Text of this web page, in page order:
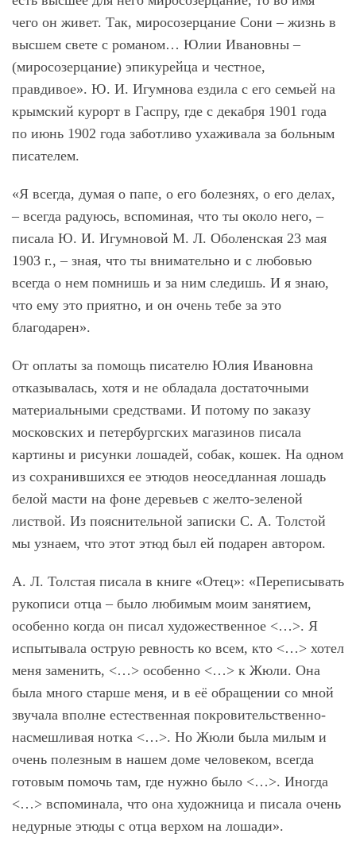
чего он живет. Так, миросозерцание Сони – жизнь в
высшем свете с романом… Юлии Ивановны –
(миросозерцание) эпикурейца и честное,
правдивое». Ю. И. Игумнова ездила с его семьей на
крымский курорт в Гаспру, где с декабря 1901 года
по июнь 1902 года заботливо ухаживала за больным
писателем.
«Я всегда, думая о папе, о его болезнях, о его делах,
– всегда радуюсь, вспоминая, что ты около него, –
писала Ю. И. Игумновой М. Л. Оболенская 23 мая
1903 г., – зная, что ты внимательно и с любовью
всегда о нем помнишь и за ним следишь. И я знаю,
что ему это приятно, и он очень тебе за это
благодарен».
От оплаты за помощь писателю Юлия Ивановна
отказывалась, хотя и не обладала достаточными
материальными средствами. И потому по заказу
московских и петербургских магазинов писала
картины и рисунки лошадей, собак, кошек. На одном
из сохранившихся ее этюдов неоседланная лошадь
белой масти на фоне деревьев с желто-зеленой
листвой. Из пояснительной записки С. А. Толстой
мы узнаем, что этот этюд был ей подарен автором.
А. Л. Толстая писала в книге «Отец»: «Переписывать
рукописи отца – было любимым моим занятием,
особенно когда он писал художественное <…>. Я
испытывала острую ревность ко всем, кто <…> хотел
меня заменить, <…> особенно <…> к Жюли. Она
была много старше меня, и в её обращении со мной
звучала вполне естественная покровительственно-
насмешливая нотка <…>. Но Жюли была милым и
очень полезным в нашем доме человеком, всегда
готовым помочь там, где нужно было <…>. Иногда
<…> вспоминала, что она художница и писала очень
недурные этюды с отца верхом на лошади».